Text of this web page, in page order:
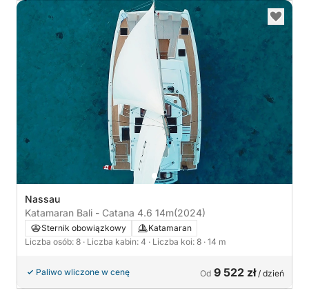
Nassau
Katamaran Bali - Catana 4.6 14m(2024)
Sternik obowiązkowy
Katamaran
Liczba osób: 8 · Liczba kabin: 4 · Liczba koi: 8 · 14 m
Paliwo wliczone w cenę Od 9 522 zł/ dzień